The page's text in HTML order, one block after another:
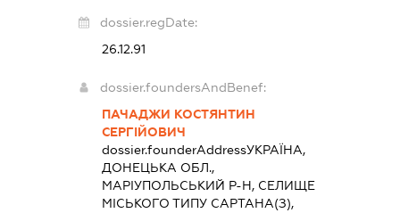
dossier.regDate:
26.12.91
dossier.foundersAndBenef:
ПАЧАДЖИ КОСТЯНТИН
СЕРГІЙОВИЧ
dossier.founderAddressУКРАЇНА,
ДОНЕЦЬКА ОБЛ.,
МАРІУПОЛЬСЬКИЙ Р-Н, СЕЛИЩЕ
МІСЬКОГО ТИПУ САРТАНА(З),